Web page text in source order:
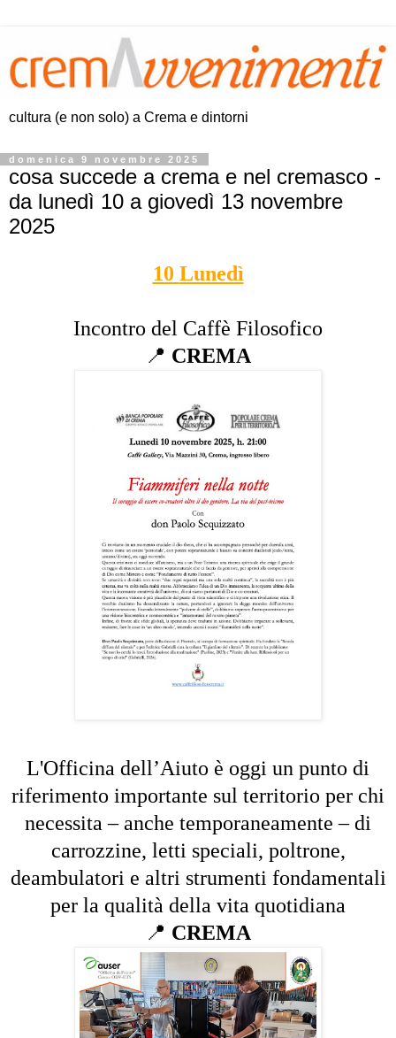
cultura (e non solo) a Crema e dintorni
domenica 9 novembre 2025
cosa succede a crema e nel cremasco -
da lunedì 10 a giovedì 13 novembre
2025
10 Lunedì
Incontro del Caffè Filosofico
📍 CREMA
L'Officina dell’Aiuto è oggi un punto di
riferimento importante sul territorio per chi
necessita – anche temporaneamente – di
carrozzine, letti speciali, poltrone,
deambulatori e altri strumenti fondamentali
per la qualità della vita quotidiana
📍 CREMA